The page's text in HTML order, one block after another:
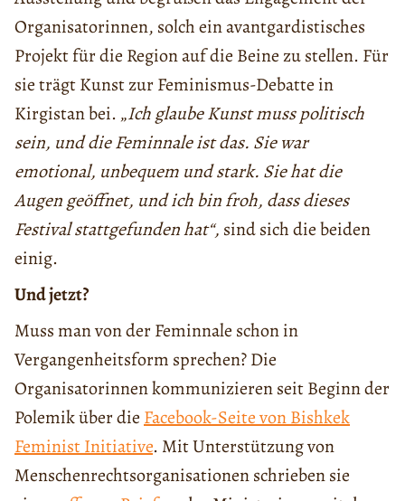
Organisatorinnen, solch ein avantgardistisches
Projekt für die Region auf die Beine zu stellen. Für
sie trägt Kunst zur Feminismus-Debatte in
Kirgistan bei. „Ich glaube Kunst muss politisch
sein, und die Feminnale ist das. Sie war
emotional, unbequem und stark. Sie hat die
Augen geöffnet, und ich bin froh, dass dieses
Festival stattgefunden hat“, sind sich die beiden
einig.
Und jetzt?
Muss man von der Feminnale schon in
Vergangenheitsform sprechen? Die
Organisatorinnen kommunizieren seit Beginn der
Polemik über die Facebook-Seite von Bishkek
Feminist Initiative. Mit Unterstützung von
Menschenrechtsorganisationen schrieben sie